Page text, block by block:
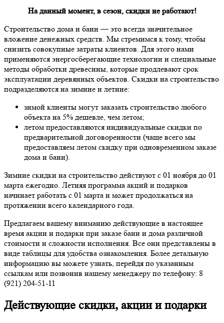
На данный момент, в сезон, скидки не работают!
Строительство дома и бани — это всегда значительное
вложение денежных средств. Мы стремимся к тому, чтобы
снизить совокупные затраты клиентов. Для этого нами
применяются энергосберегающие технологии и специальные
методы обработки древесины, которые продлевают срок
эксплуатации деревянных объектов. Скидки на строительство
подразделяются на зимние и летние:
зимой клиенты могут заказать строительство любого
объекта на 5% дешевле, чем летом;
летом предоставляются индивидуальные скидки по
предварительной договоренности (чаще всего мы
предоставляем летом скидку при одновременном заказе
дома и бани).
Зимние скидки на строительство действуют с 01 ноября до 01
марта ежегодно. Летняя программа акций и подарков
начинает работать с 01 марта и может продолжаться на
протяжении всего календарного года.
Предлагаем вашему вниманию действующие в настоящее
время акции и подарки при заказе бани и дома различной
стоимости и сложности исполнения. Все они представлены в
виде таблицы для удобства ознакомления. Более детальную
информацию вы можете узнать, перейдя по указанным
ссылкам или позвонив нашему менеджеру по телефону: 8
(921) 204-51-11
Действующие скидки, акции и подарки